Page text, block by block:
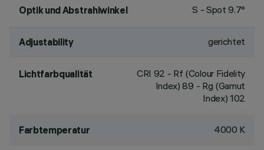
Optik und Abstrahlwinkel S - Spot 9.7°
Adjustability gerichtet
Lichtfarbqualität CRI 92 - Rf (Colour Fidelity
Index) 89 - Rg (Gamut
Index) 102
Farbtemperatur 4000 K